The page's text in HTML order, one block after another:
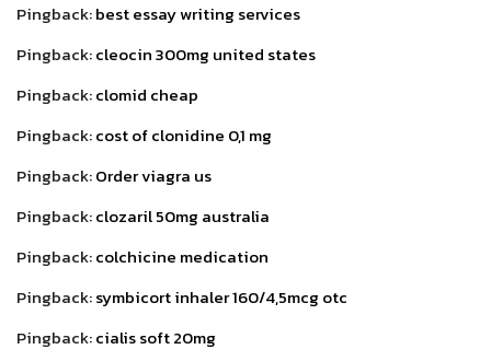
Pingback:best essay writing services
Pingback:cleocin 300mg united states
Pingback:clomid cheap
Pingback:cost of clonidine 0,1 mg
Pingback:Order viagra us
Pingback:clozaril 50mg australia
Pingback:colchicine medication
Pingback:symbicort inhaler 160/4,5mcg otc
Pingback:cialis soft 20mg